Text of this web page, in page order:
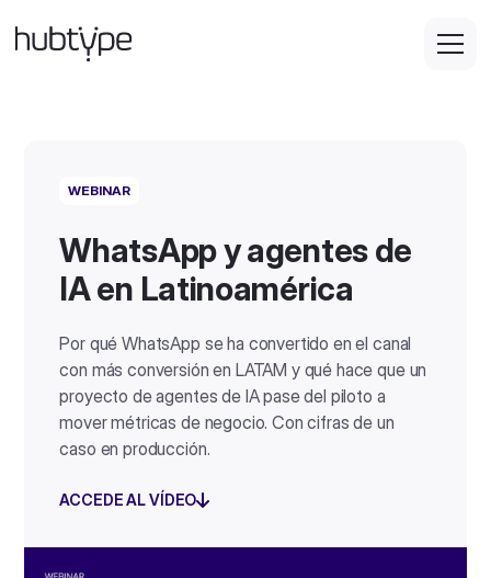
WEBINAR
WhatsApp y agentes de
IA en Latinoamérica
Por qué WhatsApp se ha convertido en el canal
con más conversión en LATAM y qué hace que un
proyecto de agentes de IA pase del piloto a
mover métricas de negocio. Con cifras de un
caso en producción.
ACCEDE AL VÍDEO